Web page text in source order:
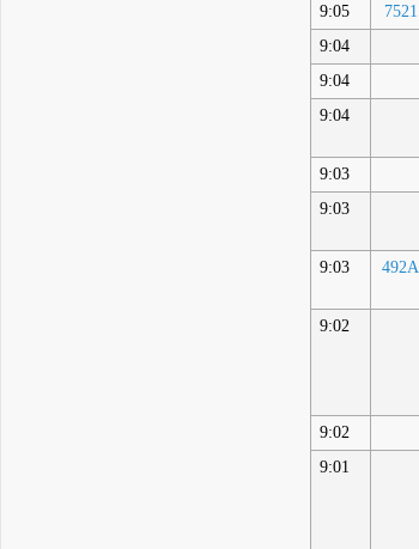
9:05
7521
9:04
9:04
9:04
9:03
9:03
9:03 492A
9:02
9:02
9:01